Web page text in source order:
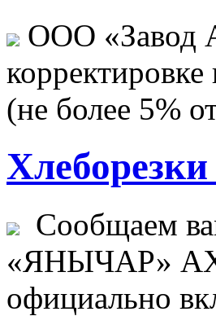
ООО «Завод
(не более 5%
Сообщаем
«ЯНЫЧАР»
официально